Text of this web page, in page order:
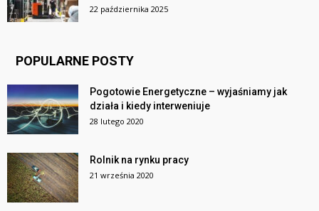
22 października 2025
POPULARNE POSTY
Pogotowie Energetyczne – wyjaśniamy jak
działa i kiedy interweniuje
28 lutego 2020
Rolnik na rynku pracy
21 września 2020